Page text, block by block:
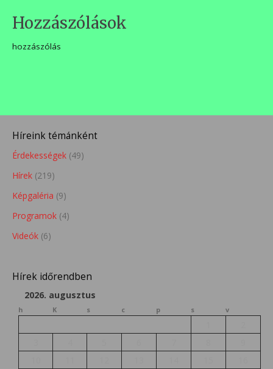
Hozzászólások
hozzászólás
Híreink témánként
Érdekességek (49)
Hírek (219)
Képgaléria (9)
Programok (4)
Videók (6)
Hírek időrendben
2026. augusztus
h K s c p s v